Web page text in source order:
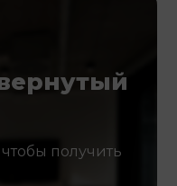
получить